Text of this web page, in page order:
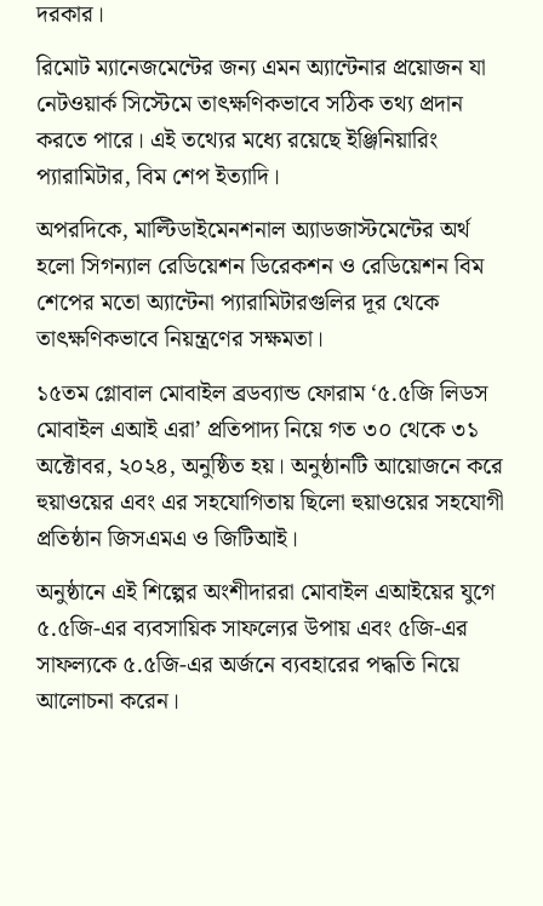
দরকার।
রিমোট ম্যানেজমেন্টের জন্য এমন অ্যান্টেনার প্রয়োজন যা
নেটওয়ার্ক সিস্টেমে তাৎক্ষণিকভাবে সঠিক তথ্য প্রদান
করতে পারে। এই তথ্যের মধ্যে রয়েছে ইঞ্জিনিয়ারিং
প্যারামিটার, বিম শেপ ইত্যাদি।
অপরদিকে, মাল্টিডাইমেনশনাল অ্যাডজাস্টমেন্টের অর্থ
হলো সিগন্যাল রেডিয়েশন ডিরেকশন ও রেডিয়েশন বিম
শেপের মতো অ্যান্টেনা প্যারামিটারগুলির দূর থেকে
তাৎক্ষণিকভাবে নিয়ন্ত্রণের সক্ষমতা।
১৫তম গ্লোবাল মোবাইল ব্রডব্যান্ড ফোরাম ‘৫.৫জি লিডস
মোবাইল এআই এরা’ প্রতিপাদ্য নিয়ে গত ৩০ থেকে ৩১
অক্টোবর, ২০২৪, অনুষ্ঠিত হয়। অনুষ্ঠানটি আয়োজনে করে
হুয়াওয়ের এবং এর সহযোগিতায় ছিলো হুয়াওয়ের সহযোগী
প্রতিষ্ঠান জিসএমএ ও জিটিআই।
অনুষ্ঠানে এই শিল্পের অংশীদাররা মোবাইল এআইয়ের যুগে
৫.৫জি-এর ব্যবসায়িক সাফল্যের উপায় এবং ৫জি-এর
সাফল্যকে ৫.৫জি-এর অর্জনে ব্যবহারের পদ্ধতি নিয়ে
আলোচনা করেন।